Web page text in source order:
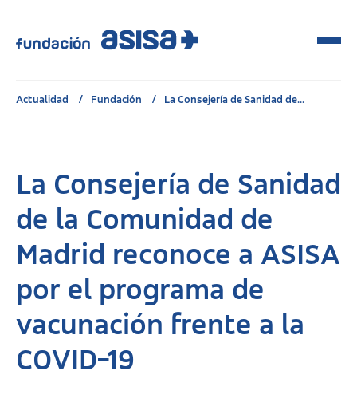
Actualidad Fundación La Consejería de Sanidad de...
La Consejería de Sanidad
de la Comunidad de
Madrid reconoce a ASISA
por el programa de
vacunación frente a la
COVID-19